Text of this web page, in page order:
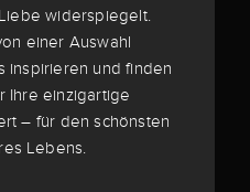
widerspiegelt.
einer Auswahl
inspirieren und finden
Ihre einzigartige
– für den schönsten
Lebens.